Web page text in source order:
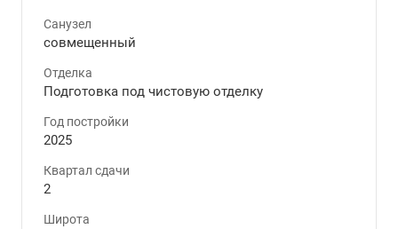
Санузел
совмещенный
Отделка
Подготовка под чистовую отделку
Год постройки
2025
Квартал сдачи
2
Широта